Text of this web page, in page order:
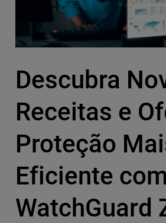
Descubra
Receitas e
Proteção
Eficiente
WatchGuard